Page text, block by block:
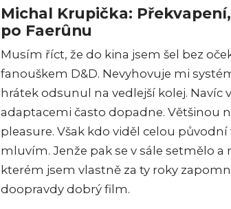
Michal Krupička:
po Faerûnu
Musím říct, že do kina jsem šel bez
fanouškem D&D. Nevyhovuje mi
hrátek odsunul na vedlejší kolej. Navíc
adaptacemi často dopadne. Většinou
pleasure. Však kdo viděl celou
mluvím. Jenže pak se v sále setmělo a
kterém jsem vlastně za ty roky
doopravdy dobrý film.